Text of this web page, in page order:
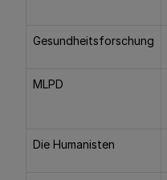
Gesundheitsforschung
MLPD
Die Humanisten